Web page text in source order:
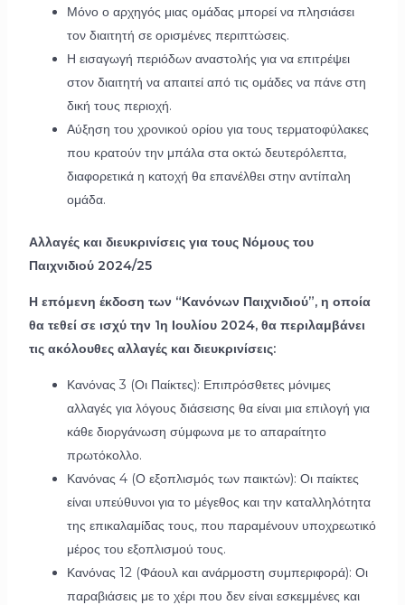
Μόνο ο αρχηγός μιας ομάδας μπορεί να πλησιάσει
τον διαιτητή σε ορισμένες περιπτώσεις.
Η εισαγωγή περιόδων αναστολής για να επιτρέψει
στον διαιτητή να απαιτεί από τις ομάδες να πάνε στη
δική τους περιοχή.
Αύξηση του χρονικού ορίου για τους τερματοφύλακες
που κρατούν την μπάλα στα οκτώ δευτερόλεπτα,
διαφορετικά η κατοχή θα επανέλθει στην αντίπαλη
ομάδα.
Αλλαγές και διευκρινίσεις για τους Νόμους του
Παιχνιδιού 2024/25
Η επόμενη έκδοση των “Κανόνων Παιχνιδιού”, η οποία
θα τεθεί σε ισχύ την 1η Ιουλίου 2024, θα περιλαμβάνει
τις ακόλουθες αλλαγές και διευκρινίσεις:
Κανόνας 3 (Οι Παίκτες): Επιπρόσθετες μόνιμες
αλλαγές για λόγους διάσεισης θα είναι μια επιλογή για
κάθε διοργάνωση σύμφωνα με το απαραίτητο
πρωτόκολλο.
Κανόνας 4 (Ο εξοπλισμός των παικτών): Οι παίκτες
είναι υπεύθυνοι για το μέγεθος και την καταλληλότητα
της επικαλαμίδας τους, που παραμένουν υποχρεωτικό
μέρος του εξοπλισμού τους.
Κανόνας 12 (Φάουλ και ανάρμοστη συμπεριφορά): Οι
παραβιάσεις με το χέρι που δεν είναι εσκεμμένες και